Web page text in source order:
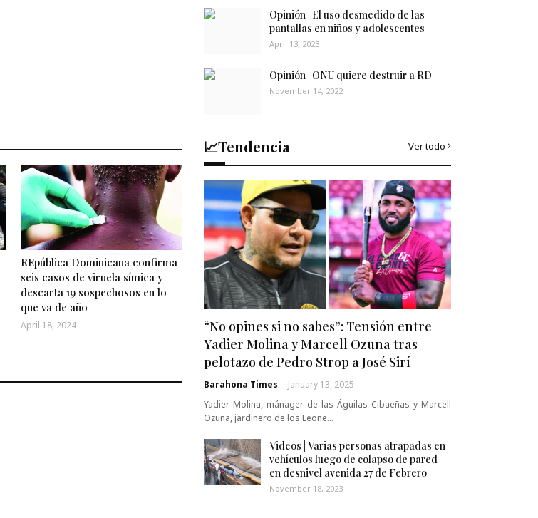
REpública Dominicana confirma
seis casos de viruela símica y
descarta 19 sospechosos en lo
que va de año
April 18, 2024
Opinión | El uso desmedido de las
pantallas en niños y adolescentes
April 13, 2023
Opinión | ONU quiere destruir a RD
November 14, 2022
📈Tendencia Ver todo
“No opines si no sabes”: Tensión entre
Yadier Molina y Marcell Ozuna tras
pelotazo de Pedro Strop a José Sirí
Barahona Times - January 13, 2025
Yadier Molina, mánager de las Águilas Cibaeñas y Marcell
Ozuna, jardinero de los Leone…
Videos | Varias personas atrapadas en
vehículos luego de colapso de pared
en desnivel avenida 27 de Febrero
November 18, 2023